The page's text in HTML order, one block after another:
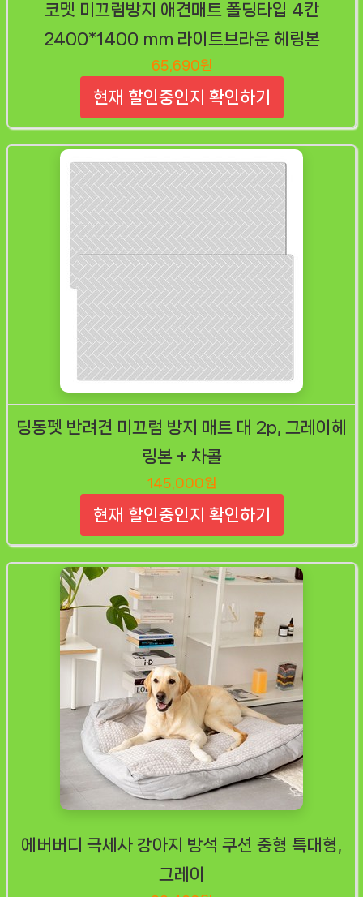
코멧 미끄럼방지 애견매트 폴딩타입 4칸
2400*1400 mm 라이트브라운 헤링본
65,690원
현재 할인중인지 확인하기
딩동펫 반려견 미끄럼 방지 매트 대 2p, 그레이헤
링본 + 차콜
145,000원
현재 할인중인지 확인하기
에버버디 극세사 강아지 방석 쿠션 중형 특대형,
그레이